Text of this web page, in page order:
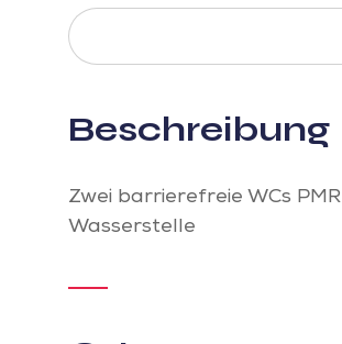
Beschreibung
Zwei barrierefreie WCs PMR
Wasserstelle